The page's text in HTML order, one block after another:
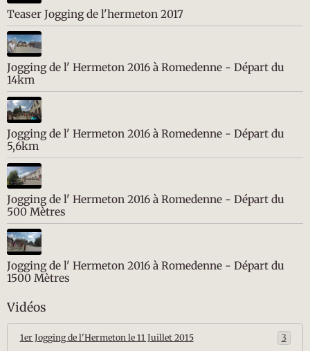
Teaser Jogging de l'hermeton 2017
Jogging de l' Hermeton 2016 à Romedenne - Départ du
14km
Jogging de l' Hermeton 2016 à Romedenne - Départ du
5,6km
Jogging de l' Hermeton 2016 à Romedenne - Départ du
500 Mètres
Jogging de l' Hermeton 2016 à Romedenne - Départ du
1500 Mètres
Vidéos
1er Jogging de l'Hermeton le 11 Juillet 2015 3